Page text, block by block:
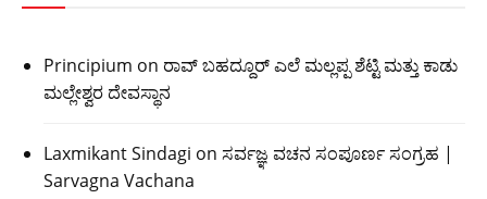
Principium on ರಾವ್ ಬಹದ್ದೂರ್ ಎಲೆ ಮಲ್ಲಪ್ಪ ಶೆಟ್ಟಿ ಮತ್ತು ಕಾಡು
ಮಲ್ಲೇಶ್ವರ ದೇವಸ್ಥಾನ
Laxmikant Sindagi on ಸರ್ವಜ್ಞ ವಚನ ಸಂಪೂರ್ಣ ಸಂಗ್ರಹ |
Sarvagna Vachana